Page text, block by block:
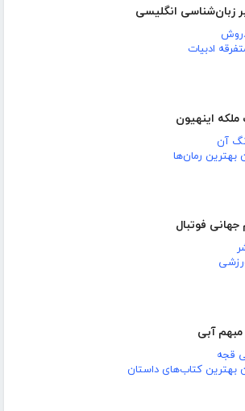
زبان‌شناسی انگلیسی
ادبیات
اینهیون
آن
بهترین رمان‌ها
فوتبال
آبی
قجه
بهترین کتاب‌های داستان